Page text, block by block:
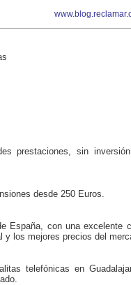
prestaciones, sin
desde 250 Euros.
España, con una excelente
y los mejores precios del
telefónicas en